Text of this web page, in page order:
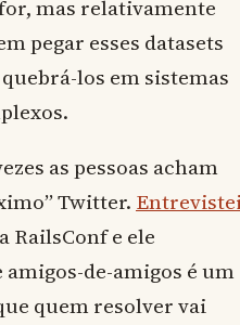
mas relativamente
pegar esses datasets
los em sistemas
as pessoas acham
Twitter.
RailsConf e ele
de-amigos é um
quem resolver vai